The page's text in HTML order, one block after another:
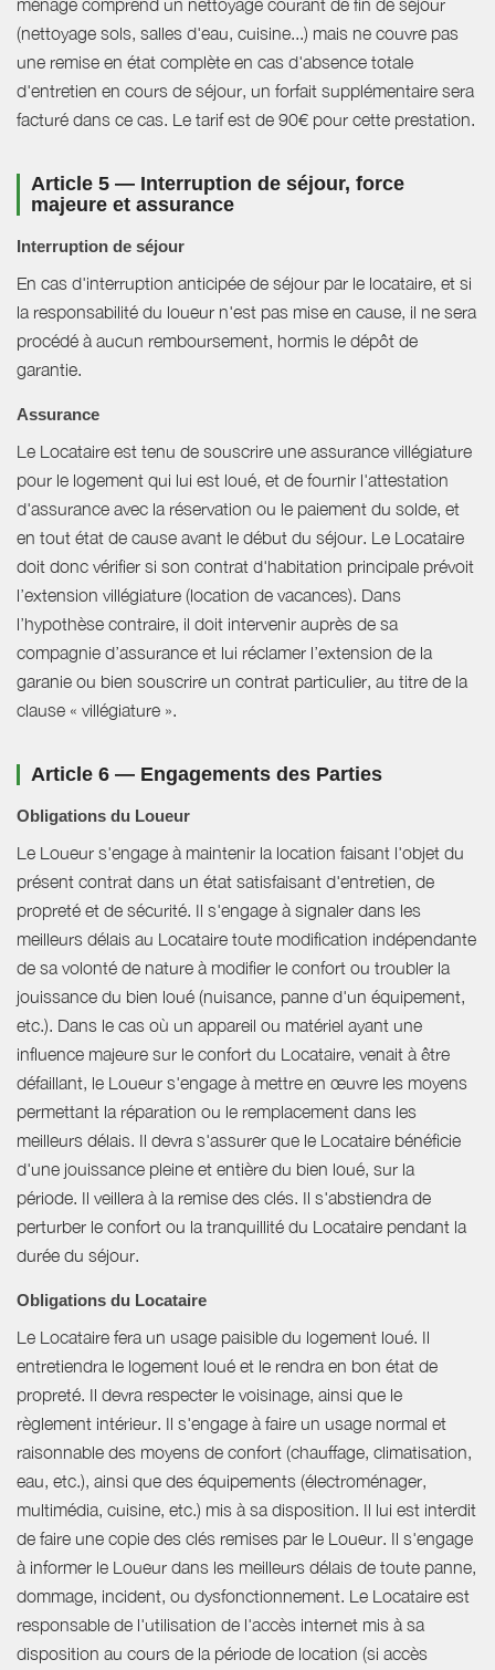
ménage comprend un nettoyage courant de fin de séjour
(nettoyage sols, salles d'eau, cuisine...) mais ne couvre pas
une remise en état complète en cas d'absence totale
d'entretien en cours de séjour, un forfait supplémentaire sera
facturé dans ce cas. Le tarif est de 90€ pour cette prestation.
Article 5 — Interruption de séjour, force
majeure et assurance
Interruption de séjour
En cas d'interruption anticipée de séjour par le locataire, et si
la responsabilité du loueur n'est pas mise en cause, il ne sera
procédé à aucun remboursement, hormis le dépôt de
garantie.
Assurance
Le Locataire est tenu de souscrire une assurance villégiature
pour le logement qui lui est loué, et de fournir l'attestation
d'assurance avec la réservation ou le paiement du solde, et
en tout état de cause avant le début du séjour. Le Locataire
doit donc vérifier si son contrat d'habitation principale prévoit
l’extension villégiature (location de vacances). Dans
l’hypothèse contraire, il doit intervenir auprès de sa
compagnie d’assurance et lui réclamer l’extension de la
garanie ou bien souscrire un contrat particulier, au titre de la
clause « villégiature ».
Article 6 — Engagements des Parties
Obligations du Loueur
Le Loueur s'engage à maintenir la location faisant l'objet du
présent contrat dans un état satisfaisant d'entretien, de
propreté et de sécurité. Il s'engage à signaler dans les
meilleurs délais au Locataire toute modification indépendante
de sa volonté de nature à modifier le confort ou troubler la
jouissance du bien loué (nuisance, panne d'un équipement,
etc.). Dans le cas où un appareil ou matériel ayant une
influence majeure sur le confort du Locataire, venait à être
défaillant, le Loueur s'engage à mettre en œuvre les moyens
permettant la réparation ou le remplacement dans les
meilleurs délais. Il devra s'assurer que le Locataire bénéficie
d'une jouissance pleine et entière du bien loué, sur la
période. Il veillera à la remise des clés. Il s'abstiendra de
perturber le confort ou la tranquillité du Locataire pendant la
durée du séjour.
Obligations du Locataire
Le Locataire fera un usage paisible du logement loué. Il
entretiendra le logement loué et le rendra en bon état de
propreté. Il devra respecter le voisinage, ainsi que le
règlement intérieur. Il s'engage à faire un usage normal et
raisonnable des moyens de confort (chauffage, climatisation,
eau, etc.), ainsi que des équipements (électroménager,
multimédia, cuisine, etc.) mis à sa disposition. Il lui est interdit
de faire une copie des clés remises par le Loueur. Il s'engage
à informer le Loueur dans les meilleurs délais de toute panne,
dommage, incident, ou dysfonctionnement. Le Locataire est
responsable de l'utilisation de l'accès internet mis à sa
disposition au cours de la période de location (si accès